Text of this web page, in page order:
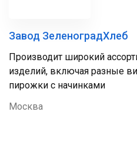
Завод ЗеленоградХлеб
Производит широкий
изделий, включая разные
пирожки с начинками
Москва